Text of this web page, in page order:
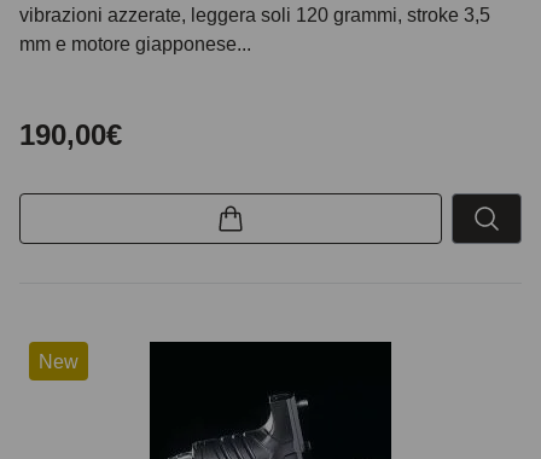
vibrazioni azzerate, leggera soli 120 grammi, stroke 3,5
mm e motore giapponese...
190,00€
New